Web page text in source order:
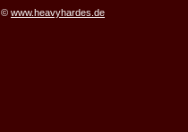
©www.heavyhardes.de